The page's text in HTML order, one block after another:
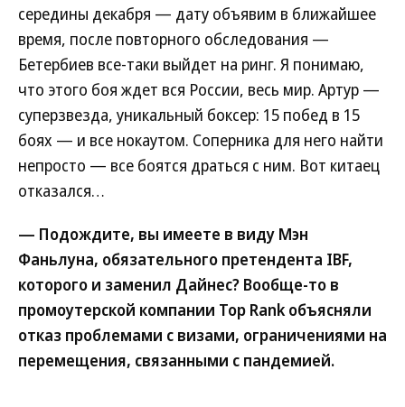
середины декабря — дату объявим в ближайшее
время, после повторного обследования —
Бетербиев все-таки выйдет на ринг. Я понимаю,
что этого боя ждет вся России, весь мир. Артур —
суперзвезда, уникальный боксер: 15 побед в 15
боях — и все нокаутом. Соперника для него найти
непросто — все боятся драться с ним. Вот китаец
отказался…
— Подождите, вы имеете в виду Мэн
Фаньлуна, обязательного претендента IBF,
которого и заменил Дайнес? Вообще-то в
промоутерской компании Top Rank объясняли
отказ проблемами с визами, ограничениями на
перемещения, связанными с пандемией.